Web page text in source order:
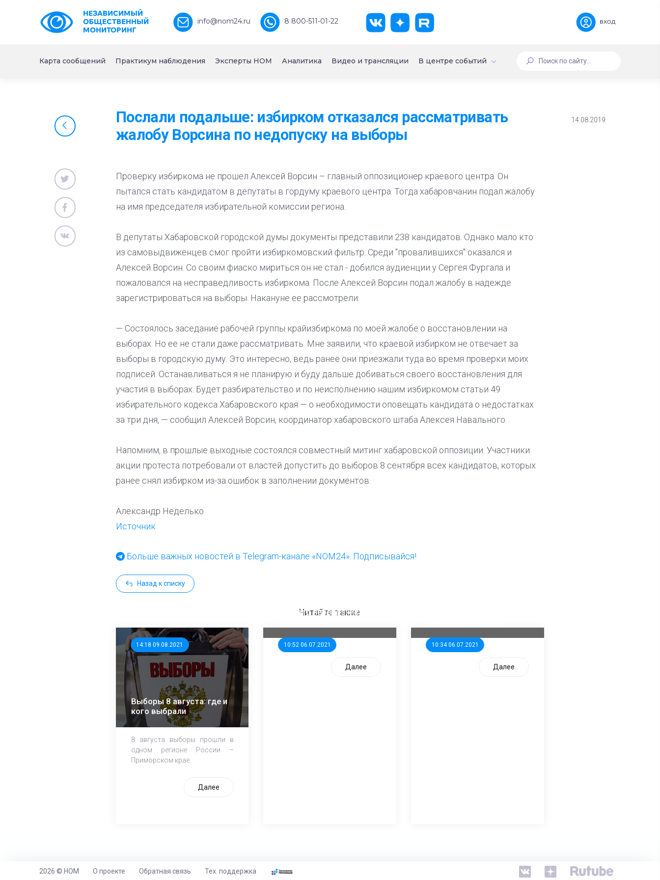
НЕЗАВИСИМЫЙ
ОБЩЕСТВЕННЫЙ
МОНИТОРИНГ
info@nom24.ru 8 800-511-01-22 вход
Карта сообщений Практикум наблюдения Эксперты НОМ Аналитика Видео и трансляции В центре событий
Послали подальше: избирком отказался рассматривать
жалобу Ворсина по недопуску на выборы
14.08.2019
Проверку избиркома не прошел Алексей Ворсин – главный оппозиционер краевого центра. Он
пытался стать кандидатом в депутаты в гордуму краевого центра. Тогда хабаровчанин подал жалобу
на имя председателя избирательной комиссии региона.
В депутаты Хабаровской городской думы документы представили 238 кандидатов. Однако мало кто
из самовыдвиженцев смог пройти избиркомовский фильтр. Среди "провалившихся" оказался и
Алексей Ворсин. Со своим фиаско мириться он не стал - добился аудиенции у Сергея Фургала и
пожаловался на несправедливость избиркома. После Алексей Ворсин подал жалобу в надежде
зарегистрироваться на выборы. Накануне ее рассмотрели.
— Состоялось заседание рабочей группы крайизбиркома по моей жалобе о восстановлении на
выборах. Но ее не стали даже рассматривать. Мне заявили, что краевой избирком не отвечает за
выборы в городскую думу. Это интересно, ведь ранее они приезжали туда во время проверки моих
подписей. Останавливаться я не планирую и буду дальше добиваться своего восстановления для
участия в выборах. Будет разбирательство и по неисполнению нашим избиркомом статьи 49
избирательного кодекса Хабаровского края — о необходимости оповещать кандидата о недостатках
за три дня, — сообщил Алексей Ворсин, координатор хабаровского штаба Алексея Навального.
Напомним, в прошлые выходные состоялся совместный митинг хабаровской оппозиции. Участники
акции протеста потребовали от властей допустить до выборов 8 сентября всех кандидатов, которых
ранее снял избирком из-за ошибок в заполнении документов.
Александр Неделько
Источник
Больше важных новостей в Telegram-канале «NOM24». Подписывайся!
Назад к списку
Читайте также
14:18 09.08.2021
Выборы 8 августа: где и
кого выбрали
8 августа выборы прошли в
одном регионе России –
Приморском крае.
Далее
10:52 06.07.2021
единого перевозчика для
Далее
10:34 06.07.2021
Далее
https://www.high-endrolex.com/26
2026 © НОМ О проекте Обратная связь Тех. поддержка